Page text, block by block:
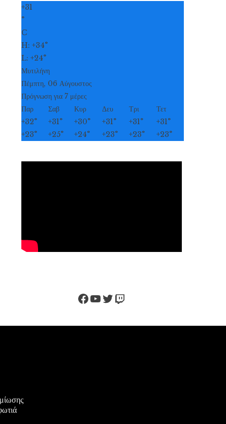
+31
°
C
H:+34°
L:+24°
Μυτιλήνη
Πέμπτη, 06 Αύγουστος
Πρόγνωση για 7 μέρες
Παρ
Σαβ Κυρ Δευ Τρι
Τετ
+32° +31° +30° +31° +31° +31°
+23° +25° +24° +23° +23° +23°
Facebook
YouTube
Twitter
Twitch